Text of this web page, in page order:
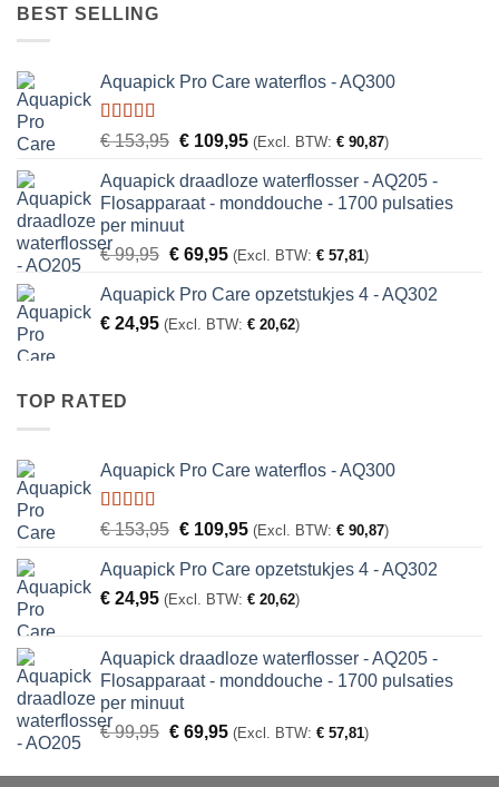
BEST SELLING
Aquapick Pro Care waterflos - AQ300
Gewaardeerd
€153,95 Oorspronkelijke
was:
€ 153,95.
€109,95Huidige
is:
€ 109,95.
(Excl. BTW: €90,87)
Aquapick draadloze waterflosser - AQ205 -
Flosapparaat - monddouche - 1700 pulsaties
per minuut
€99,95 Oorspronkelijke
was:
€ 99,95.
€69,95Huidige
is:
€ 69,95.
(Excl. BTW: €57,81)
Aquapick Pro Care opzetstukjes 4 - AQ302
€ 24,95 (Excl. BTW: € 20,62)
TOP RATED
Aquapick Pro Care waterflos - AQ300
Gewaardeerd
uit 5
€153,95 Oorspronkelijke
was:
€ 153,95.
€109,95Huidige
is:
€ 109,95.
(Excl. BTW: €90,87)
Aquapick Pro Care opzetstukjes 4 - AQ302
€ 24,95 (Excl. BTW: € 20,62)
Aquapick draadloze waterflosser - AQ205 -
Flosapparaat - monddouche - 1700 pulsaties
per minuut
€99,95 Oorspronkelijke
was:
€69,95Huidige
is:
(Excl. BTW: €57,81)